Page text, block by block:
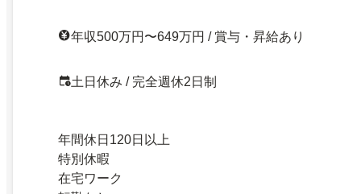
年収500万円〜649万円 / 賞与・昇給あり
土日休み / 完全週休2日制
年間休日120日以上
特別休暇
在宅ワーク